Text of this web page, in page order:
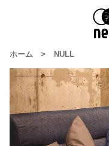
ホーム > NULL